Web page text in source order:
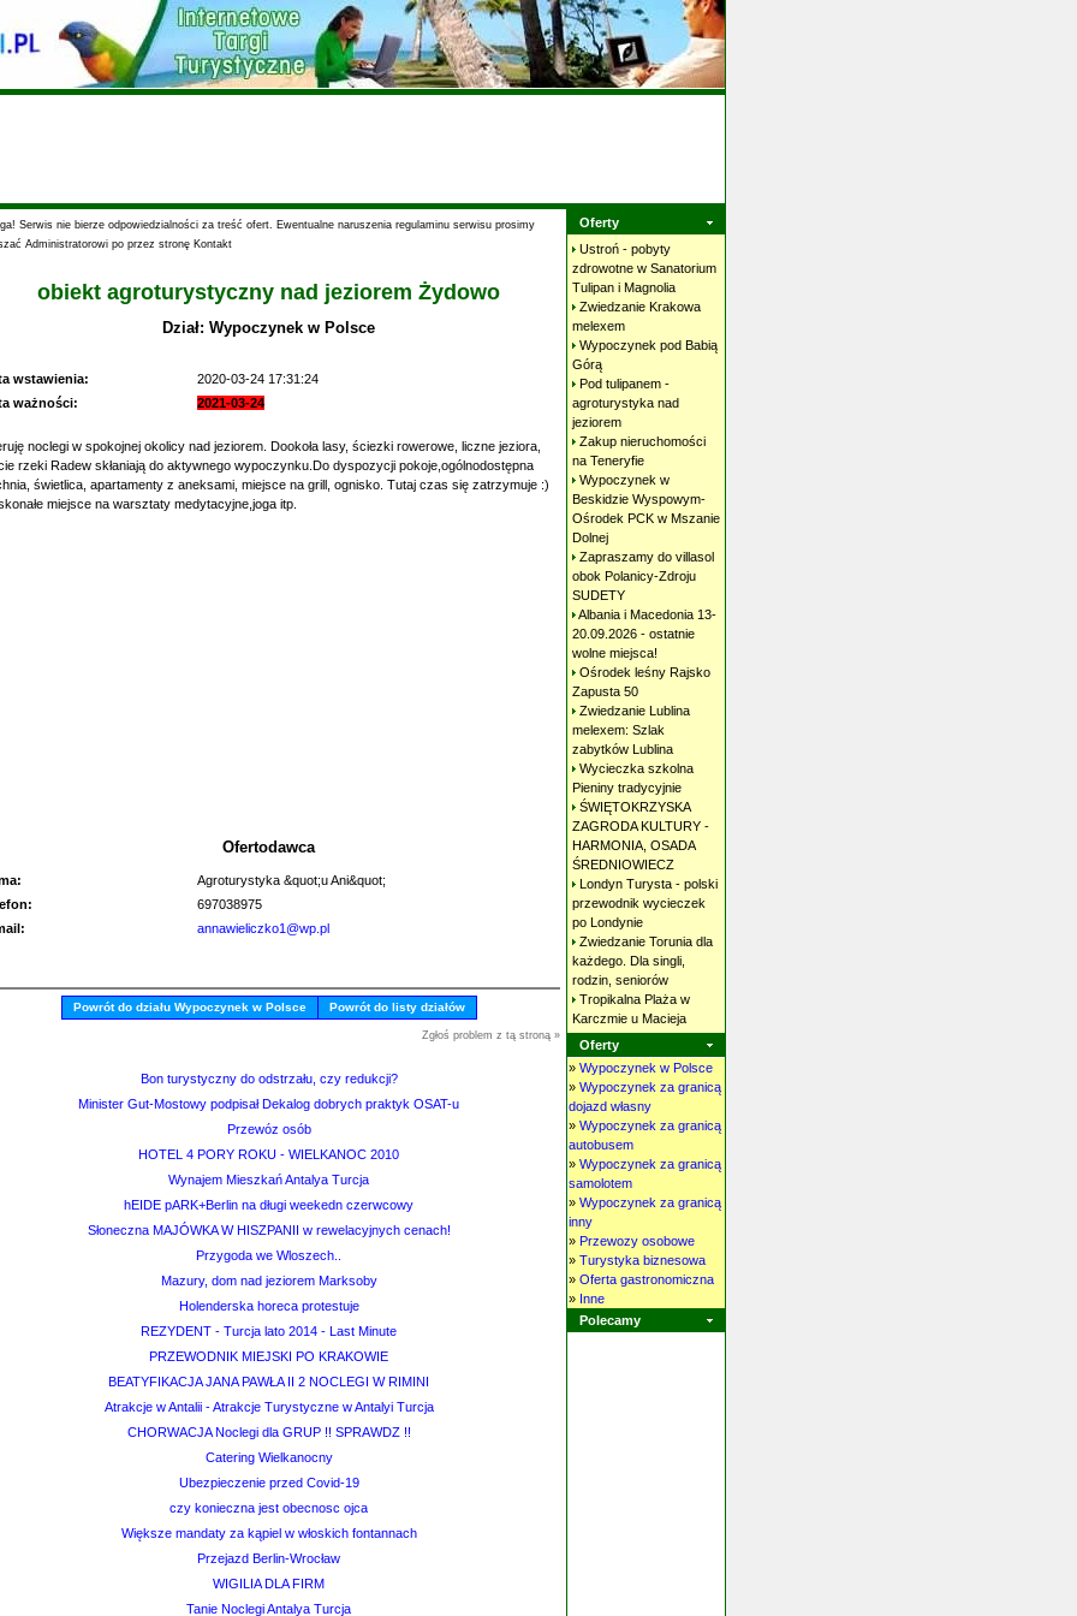
Serwis nie bierze odpowiedzialności za treść ofert. Ewentualne naruszenia regulaminu serwisu prosimy
Administratorowi po przez stronę Kontakt
obiekt agroturystyczny nad jeziorem Żydowo
Dział: Wypoczynek w Polsce
wstawienia:
2020-03-24 17:31:24
ważności:
2021-03-24
noclegi w spokojnej okolicy nad jeziorem. Dookoła lasy, ściezki rowerowe, liczne jeziora,
rzeki Radew skłaniają do aktywnego wypoczynku.Do dyspozycji pokoje,ogólnodostępna
świetlica, apartamenty z aneksami, miejsce na grill, ognisko. Tutaj czas się zatrzymuje :)
miejsce na warsztaty medytacyjne,joga itp.
Ofertodawca
Agroturystyka &quot;u Ani&quot;
697038975
annawieliczko1@wp.pl
Powrót do działu Wypoczynek w Polsce Powrót do listy działów
Zgłoś problem z tą stroną »
Bon turystyczny do odstrzału, czy redukcji?
Minister Gut-Mostowy podpisał Dekalog dobrych praktyk OSAT-u
Przewóz osób
HOTEL 4 PORY ROKU - WIELKANOC 2010
Wynajem Mieszkań Antalya Turcja
hEIDE pARK+Berlin na długi weekedn czerwcowy
Słoneczna MAJÓWKA W HISZPANII w rewelacyjnych cenach!
Przygoda we Wloszech..
Mazury, dom nad jeziorem Marksoby
Holenderska horeca protestuje
REZYDENT - Turcja lato 2014 - Last Minute
PRZEWODNIK MIEJSKI PO KRAKOWIE
BEATYFIKACJA JANA PAWŁA II 2 NOCLEGI W RIMINI
Atrakcje w Antalii - Atrakcje Turystyczne w Antalyi Turcja
CHORWACJA Noclegi dla GRUP !! SPRAWDZ !!
Catering Wielkanocny
Ubezpieczenie przed Covid-19
czy konieczna jest obecnosc ojca
Większe mandaty za kąpiel w włoskich fontannach
Przejazd Berlin-Wrocław
WIGILIA DLA FIRM
Tanie Noclegi Antalya Turcja
Oferty
Ustroń - pobyty
zdrowotne w Sanatorium
Tulipan i Magnolia
Zwiedzanie Krakowa
melexem
Wypoczynek pod Babią
Górą
Pod tulipanem -
agroturystyka nad
jeziorem
Zakup nieruchomości
na Teneryfie
Wypoczynek w
Beskidzie Wyspowym-
Ośrodek PCK w Mszanie
Dolnej
Zapraszamy do villasol
obok Polanicy-Zdroju
SUDETY
Albania i Macedonia 13-
20.09.2026 - ostatnie
wolne miejsca!
Ośrodek leśny Rajsko
Zapusta 50
Zwiedzanie Lublina
melexem: Szlak
zabytków Lublina
Wycieczka szkolna
Pieniny tradycyjnie
ŚWIĘTOKRZYSKA
ZAGRODA KULTURY -
HARMONIA, OSADA
ŚREDNIOWIECZ
Londyn Turysta - polski
przewodnik wycieczek
po Londynie
Zwiedzanie Torunia dla
każdego. Dla singli,
rodzin, seniorów
Tropikalna Plaża w
Karczmie u Macieja
Oferty
» Wypoczynek w Polsce
» Wypoczynek za granicą
dojazd własny
» Wypoczynek za granicą
autobusem
» Wypoczynek za granicą
samolotem
» Wypoczynek za granicą
inny
» Przewozy osobowe
» Turystyka biznesowa
» Oferta gastronomiczna
» Inne
Polecamy